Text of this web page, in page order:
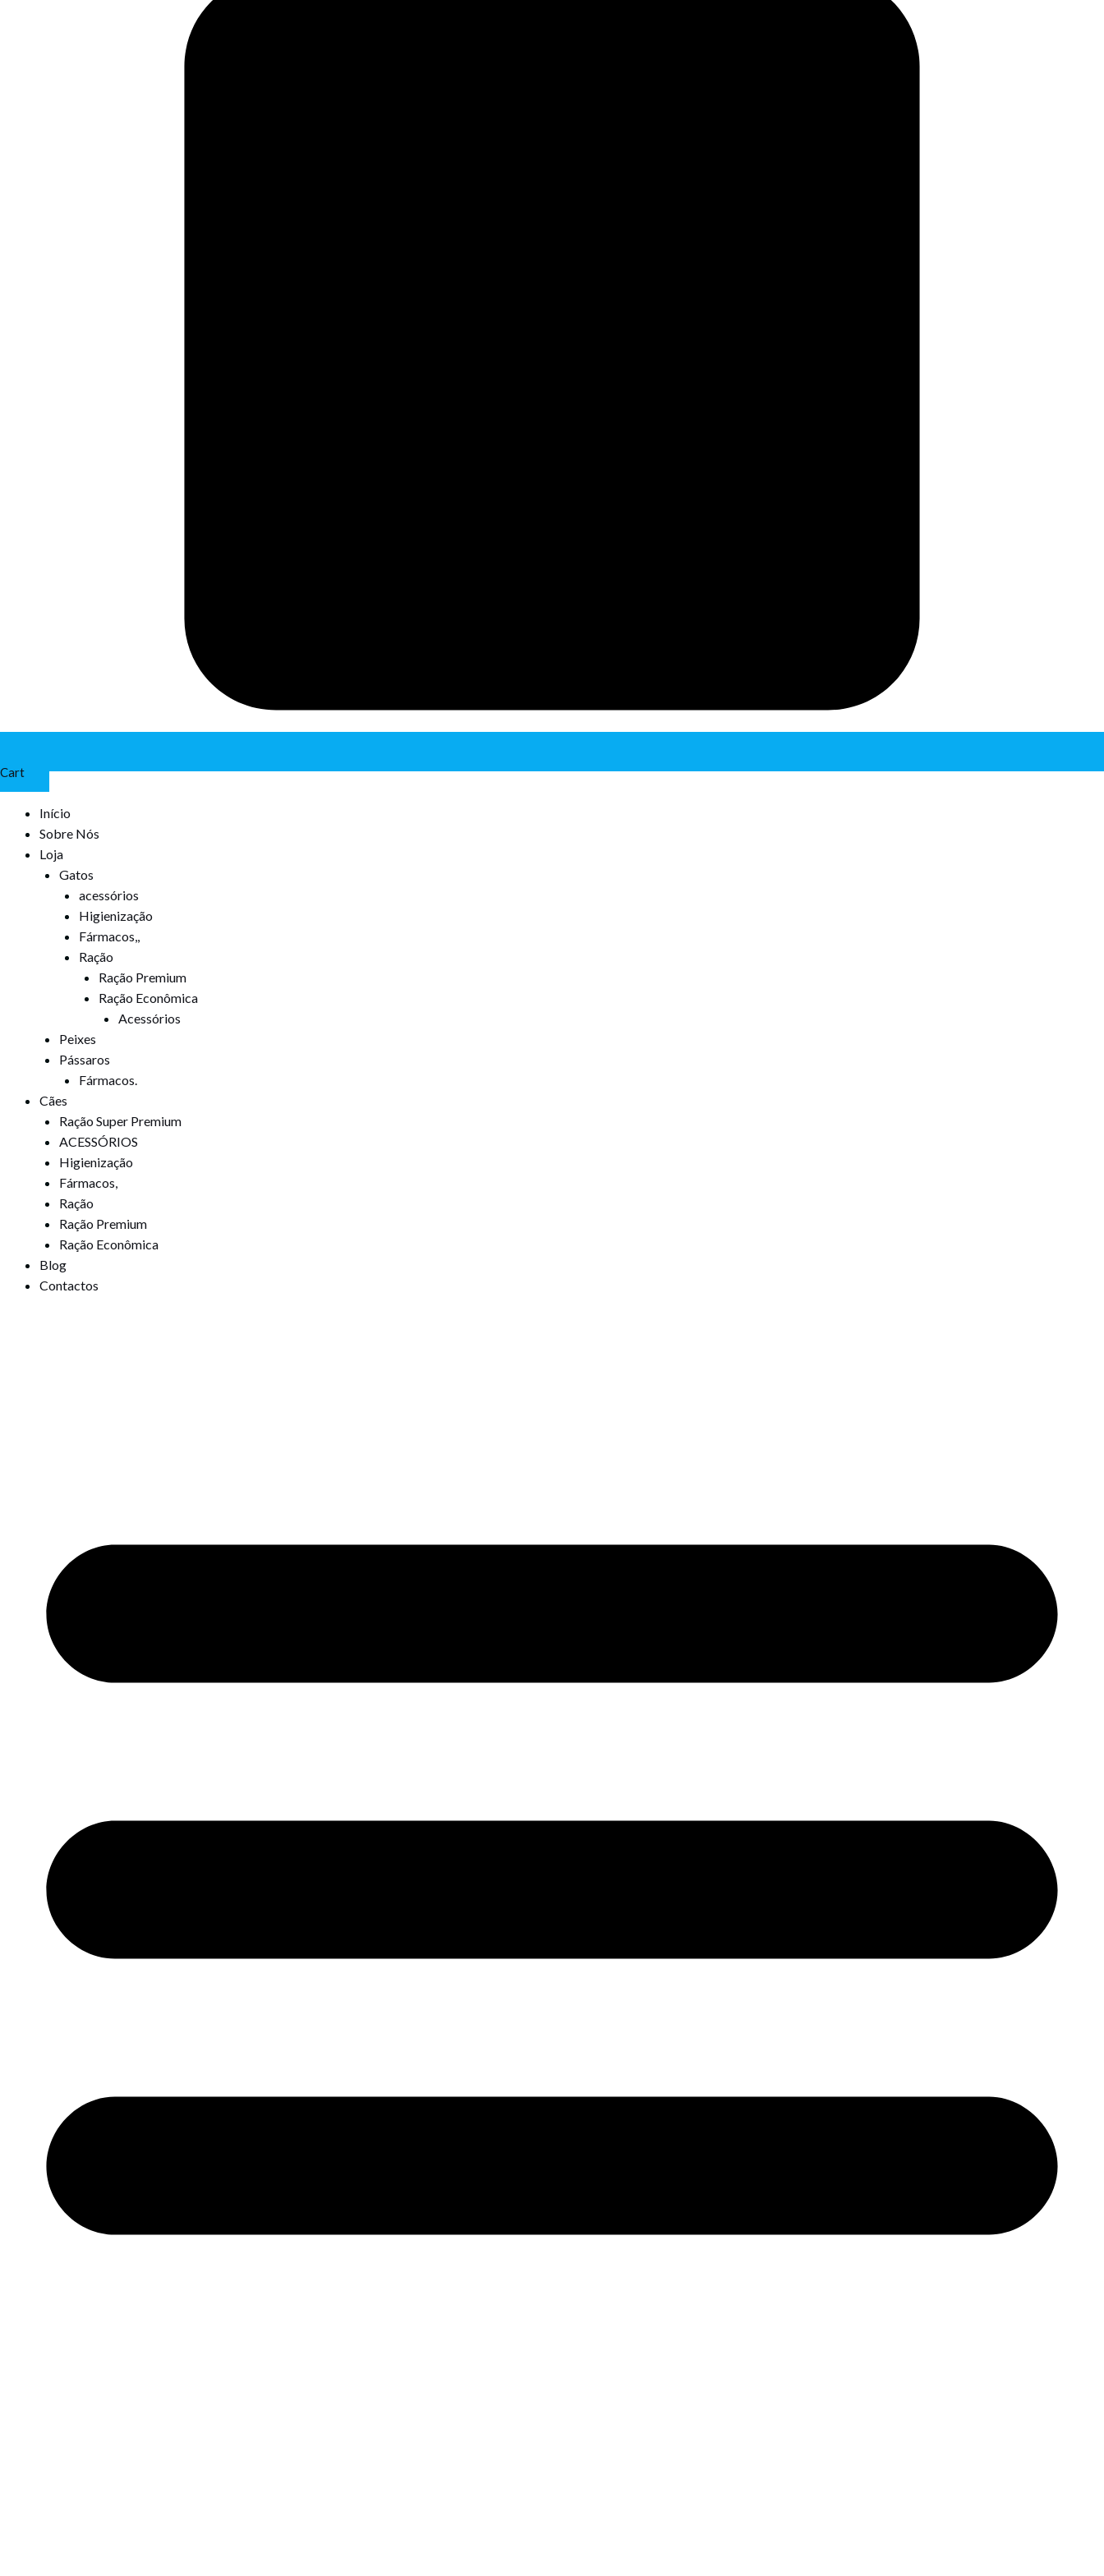
Cart
Início
Sobre Nós
Loja
Gatos
acessórios
Higienização
Fármacos,,
Ração
Ração Premium
Ração Econômica
Acessórios
Peixes
Pássaros
Fármacos.
Cães
Ração Super Premium
ACESSÓRIOS
Higienização
Fármacos,
Ração
Ração Premium
Ração Econômica
Blog
Contactos